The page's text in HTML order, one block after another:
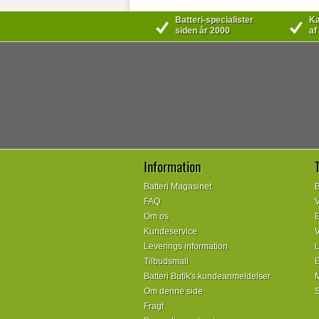
Batteri-specialister
siden år 2000
af
Information
Batteri Magasinet
FAQ
Om os
Kundeservice
Leverings information
Tilbudsmail
Batteri Butik's kundeanmeldelser
Om denne side
Fragt